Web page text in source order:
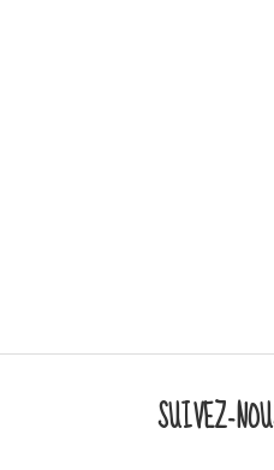
SUIVEZ-